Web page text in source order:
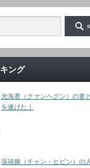
ング
光海君（クァンヘグン）の妻
を遂げた！
張禧嬪（チャン・ヒビン）の